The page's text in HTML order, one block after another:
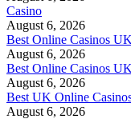
Casino
August 6, 2026
Best Online Casinos
August 6, 2026
Best Online Casinos
August 6, 2026
Best UK Online
August 6, 2026